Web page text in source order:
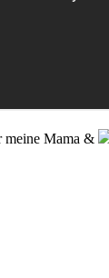
meine Mama &